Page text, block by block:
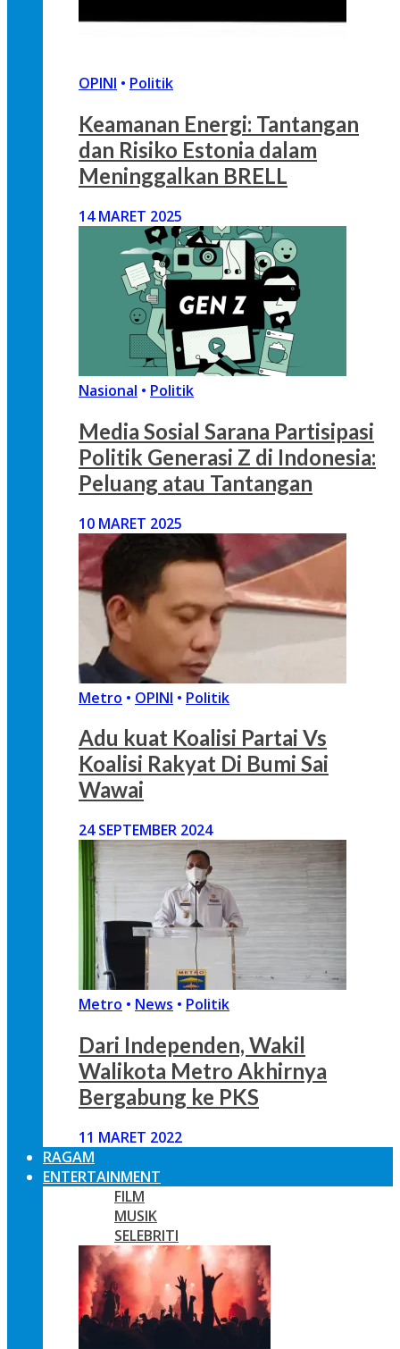
OPINI • Politik
Keamanan Energi: Tantangan
dan Risiko Estonia dalam
Meninggalkan BRELL
14 MARET 2025
Nasional • Politik
Media Sosial Sarana Partisipasi
Politik Generasi Z di Indonesia:
Peluang atau Tantangan
10 MARET 2025
Metro • OPINI • Politik
Adu kuat Koalisi Partai Vs
Koalisi Rakyat Di Bumi Sai
Wawai
24 SEPTEMBER 2024
Metro • News • Politik
Dari Independen, Wakil
Walikota Metro Akhirnya
Bergabung ke PKS
11 MARET 2022
RAGAM
ENTERTAINMENT
FILM
MUSIK
SELEBRITI